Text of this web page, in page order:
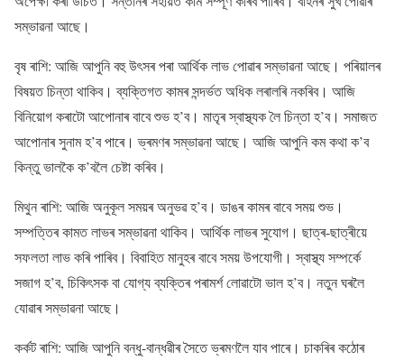
সম্ভাৱনা আছে।
বৃষ ৰাশি: আজি আপুনি বহু উৎসৰ পৰা আৰ্থিক লাভ পোৱাৰ সম্ভাৱনা আছে। পৰিয়ালৰ
বিষয়ত চিন্তা থাকিব। ব্যক্তিগত কামৰ সন্দৰ্ভত অধিক লৰালৰি নকৰিব। আজি
বিনিয়োগ কৰাটো আপোনাৰ বাবে শুভ হ’ব। মাতৃৰ স্বাস্থ্যক লৈ চিন্তা হ’ব। সমাজত
আপোনাৰ সুনাম হ’ব পাৰে। ভ্ৰমণৰ সম্ভাৱনা আছে। আজি আপুনি কম কথা ক’ব
কিন্তু ভালকৈ ক’বলৈ চেষ্টা কৰিব।
মিথুন ৰাশি: আজি অনুকূল সময়ৰ অনুভৱ হ’ব। ডাঙৰ কামৰ বাবে সময় শুভ।
সম্পত্তিৰ কামত লাভৰ সম্ভাৱনা থাকিব। আৰ্থিক লাভৰ সুযোগ। ছাত্ৰ-ছাত্ৰীয়ে
সফলতা লাভ কৰি পাৰিব। বিবাহিত মানুহৰ বাবে সময় উপযোগী। স্বাস্থ্য সম্পৰ্কে
সজাগ হ’ব, চিকিৎসক বা যোগ্য ব্যক্তিৰ পৰামৰ্শ লোৱাটো ভাল হ’ব। নতুন ঘৰলৈ
যোৱাৰ সম্ভাৱনা আছে।
কৰ্কট ৰাশি: আজি আপুনি বন্ধু-বান্ধৱীৰ সৈতে ভ্ৰমণলৈ যাব পাৰে। চাকৰিৰ কঠোৰ